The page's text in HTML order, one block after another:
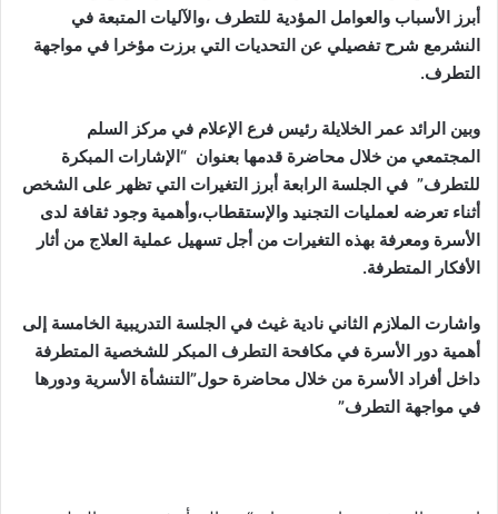
أبرز الأسباب والعوامل المؤدية للتطرف ،والآليات المتبعة في
النشرمع شرح تفصيلي عن التحديات التي برزت مؤخرا في مواجهة
التطرف.
وبين الرائد عمر الخلايلة رئيس فرع الإعلام في مركز السلم
المجتمعي من خلال محاضرة قدمها بعنوان “الإشارات المبكرة
للتطرف” في الجلسة الرابعة أبرز التغيرات التي تظهر على الشخص
أثناء تعرضه لعمليات التجنيد والإستقطاب،وأهمية وجود ثقافة لدى
الأسرة ومعرفة بهذه التغيرات من أجل تسهيل عملية العلاج من أثار
الأفكار المتطرفة.
واشارت الملازم الثاني نادية غيث في الجلسة التدريبية الخامسة إلى
أهمية دور الأسرة في مكافحة التطرف المبكر للشخصية المتطرفة
داخل أفراد الأسرة من خلال محاضرة حول”التنشأة الأسرية ودورها
في مواجهة التطرف”